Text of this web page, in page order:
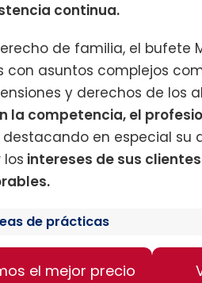
continua.
de familia, el bufete
con asuntos complejos
y derechos de los
la competencia, el
destacando en especial su
intereses de sus
de prácticas
familia
el mejor precio